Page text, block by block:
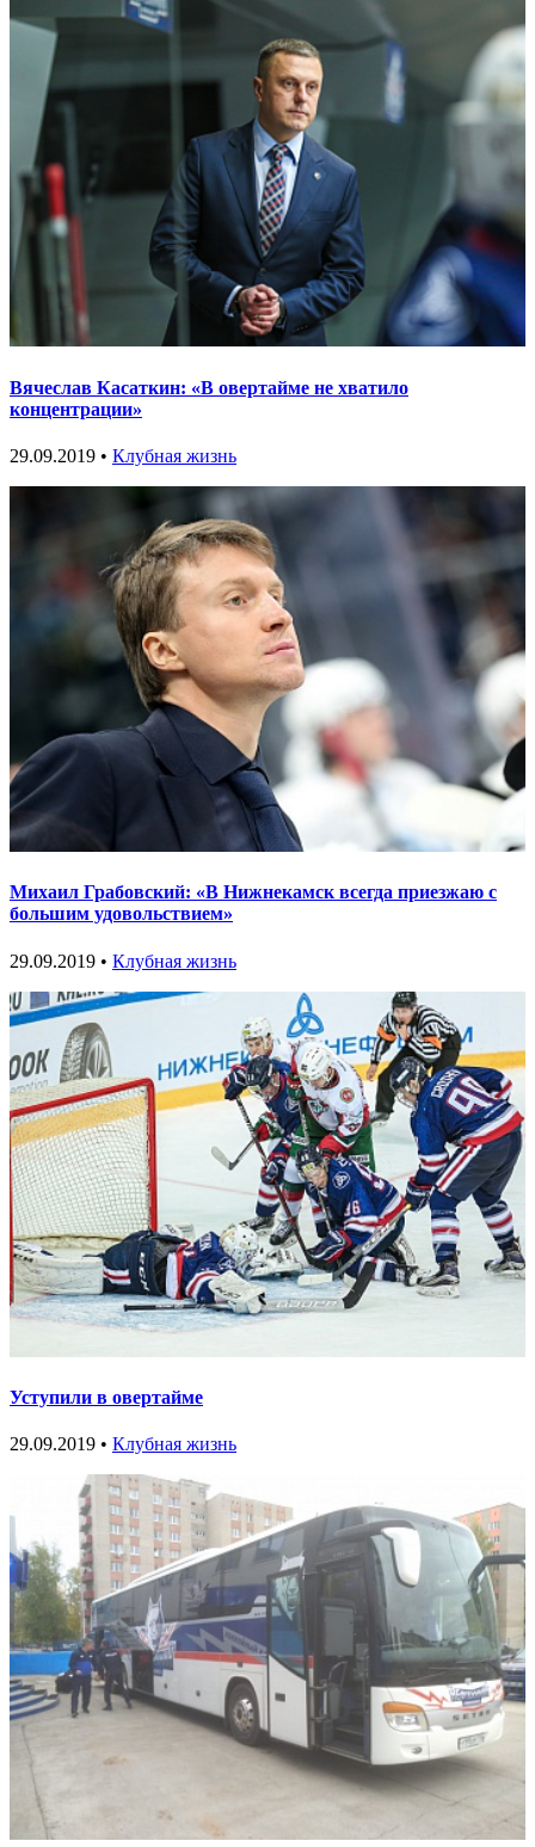
Вячеслав Касаткин: «В овертайме не хватило
концентрации»
29.09.2019 • Клубная жизнь
Михаил Грабовский: «В Нижнекамск всегда приезжаю с
большим удовольствием»
29.09.2019 • Клубная жизнь
Уступили в овертайме
29.09.2019 • Клубная жизнь